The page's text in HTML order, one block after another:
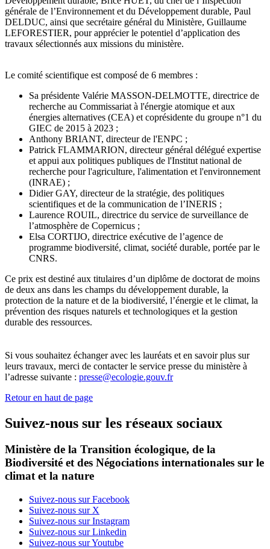
générale de l’Environnement et du Développement durable, Paul
DELDUC, ainsi que secrétaire général du Ministère, Guillaume
LEFORESTIER, pour apprécier le potentiel d’application des
travaux sélectionnés aux missions du ministère.
Le comité scientifique est composé de 6 membres :
Sa présidente Valérie MASSON-DELMOTTE, directrice de
recherche au Commissariat à l'énergie atomique et aux
énergies alternatives (CEA) et coprésidente du groupe n°1 du
GIEC de 2015 à 2023 ;
Anthony BRIANT, directeur de l'ENPC ;
Patrick FLAMMARION, directeur général délégué expertise
et appui aux politiques publiques de l'Institut national de
recherche pour l'agriculture, l'alimentation et l'environnement
(INRAE) ;
Didier GAY, directeur de la stratégie, des politiques
scientifiques et de la communication de l’INERIS ;
Laurence ROUIL, directrice du service de surveillance de
l’atmosphère de Copernicus ;
Elsa CORTIJO, directrice exécutive de l’agence de
programme biodiversité, climat, société durable, portée par le
CNRS.
Ce prix est destiné aux titulaires d’un diplôme de doctorat de moins
de deux ans dans les champs du développement durable, la
protection de la nature et de la biodiversité, l’énergie et le climat, la
prévention des risques naturels et technologiques et la gestion
durable des ressources.
Si vous souhaitez échanger avec les lauréats et en savoir plus sur
leurs travaux, merci de contacter le service presse du ministère à
l’adresse suivante : presse@ecologie.gouv.fr
Retour en haut de page
Suivez-nous sur les réseaux sociaux
Ministère de la Transition écologique, de la
Biodiversité et des Négociations internationales sur le
climat et la nature
Suivez-nous sur Facebook
Suivez-nous sur X
Suivez-nous sur Instagram
Suivez-nous sur Linkedin
Suivez-nous sur Youtube